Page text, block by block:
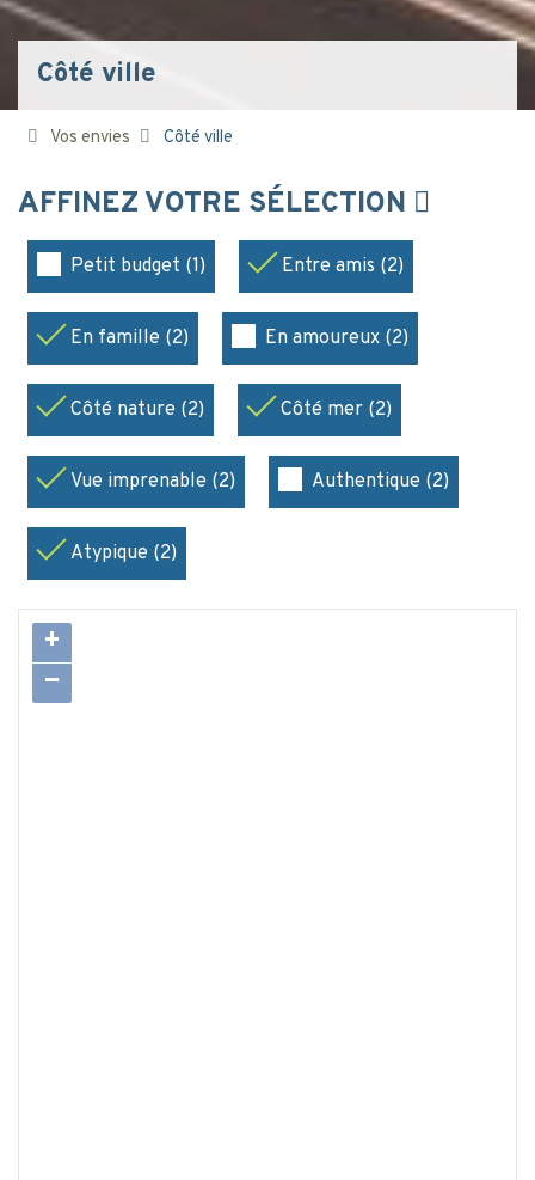
Côté ville
Vos envies Côté ville
AFFINEZ VOTRE SÉLECTION
Petit budget (1) Entre amis (2)
En famille (2) En amoureux (2)
Côté nature (2) Côté mer (2)
Vue imprenable (2) Authentique (2)
Atypique (2)
+
−